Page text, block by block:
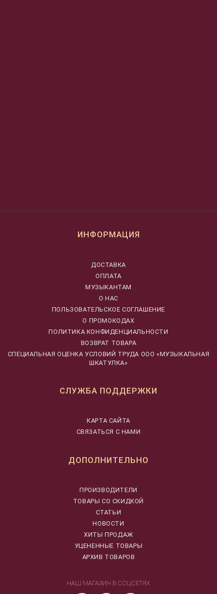
ИНФОРМАЦИЯ
ДОСТАВКА
ОПЛАТА
МУЗЫКАНТАМ
О НАС
ПОЛЬЗОВАТЕЛЬСКОЕ СОГЛАШЕНИЕ
О ПРОМОКОДАХ
ПОЛИТИКА КОНФИДЕНЦИАЛЬНОСТИ
ВОЗВРАТ ТОВАРА
CПЕЦИАЛЬНАЯ ОЦЕНКА УСЛОВИЙ ТРУДА ООО «МУЗЫКАЛЬНАЯ
ШКАТУЛКА»
СЛУЖБА ПОДДЕРЖКИ
КАРТА САЙТА
СВЯЗАТЬСЯ С НАМИ
ДОПОЛНИТЕЛЬНО
ПРОИЗВОДИТЕЛИ
ТОВАРЫ СО СКИДКОЙ
СТАТЬИ
НОВОСТИ
ХИТЫ ПРОДАЖ
УЦЕНЕННЫЕ ТОВАРЫ
АРХИВ ТОВАРОВ
НАШ МАГАЗИН В СОЦСЕТЯХ